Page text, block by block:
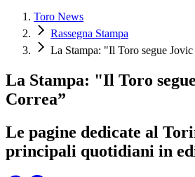
Toro News
Rassegna Stampa
La Stampa: "Il Toro segue Jovic
La Stampa: "Il Toro
Correa”
Le pagine dedicate al
principali quotidiani in